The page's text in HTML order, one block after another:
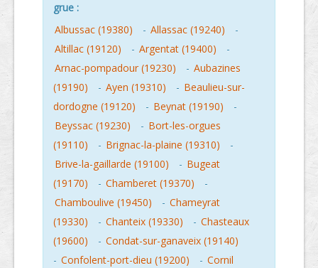
grue :
Albussac (19380)
- Allassac (19240)
-
Altillac (19120)
- Argentat (19400)
-
Arnac-pompadour (19230)
- Aubazines
(19190)
- Ayen (19310) - Beaulieu-sur-
dordogne (19120)
- Beynat (19190)
-
Beyssac (19230)
- Bort-les-orgues
(19110)
- Brignac-la-plaine (19310)
-
Brive-la-gaillarde (19100)
- Bugeat
(19170)
- Chamberet (19370)
-
Chamboulive (19450)
- Chameyrat
(19330)
- Chanteix (19330) - Chasteaux
(19600)
- Condat-sur-ganaveix (19140)
- Confolent-port-dieu (19200) - Cornil